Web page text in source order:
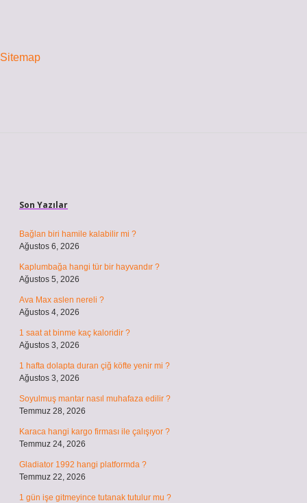
Sitemap
Son Yazılar
Bağlan biri hamile kalabilir mi ?
Ağustos 6, 2026
Kaplumbağa hangi tür bir hayvandır ?
Ağustos 5, 2026
Ava Max aslen nereli ?
Ağustos 4, 2026
1 saat at binme kaç kaloridir ?
Ağustos 3, 2026
1 hafta dolapta duran çiğ köfte yenir mi ?
Ağustos 3, 2026
Soyulmuş mantar nasıl muhafaza edilir ?
Temmuz 28, 2026
Karaca hangi kargo firması ile çalışıyor ?
Temmuz 24, 2026
Gladiator 1992 hangi platformda ?
Temmuz 22, 2026
1 gün işe gitmeyince tutanak tutulur mu ?